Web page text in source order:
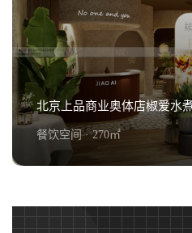
北京梦桃源湘粤
查看详
北京上品商业奥体店椒爱水
餐饮空间 · 270㎡